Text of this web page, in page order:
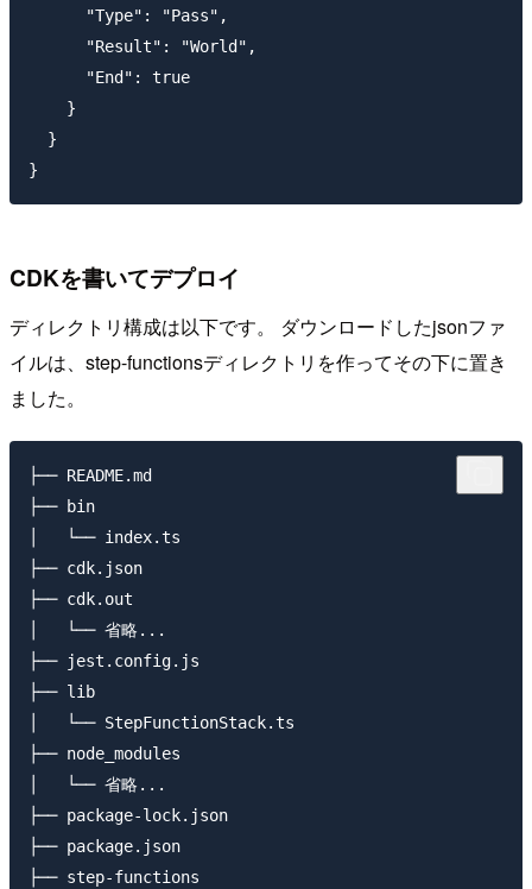
      "Type": "Pass",
      "Result": "World",
      "End": true
    }
  }
CDKを書いてデプロイ
ディレクトリ構成は以下です。 ダウンロードしたjsonファ
イルは、step-functionsディレクトリを作ってその下に置き
ました。
├── README.md
├── bin
│   └── index.ts
├── cdk.json
├── cdk.out
│   └── 省略...
├── jest.config.js
├── lib
│   └── StepFunctionStack.ts
├── node_modules
│   └── 省略...
├── package-lock.json
├── package.json
├── step-functions